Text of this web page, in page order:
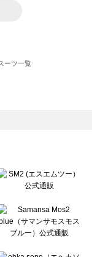
ーツ一覧
）のスーツ一覧
覧